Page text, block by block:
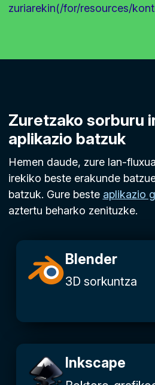
zuriarekin(/for/resources/
Zuretzako sorburu
aplikazio batzuk
Hemen daude, zure lan-
irekiko beste erakunde
batzuk. Gure beste aplikazio
aztertu beharko zenituzke.
Blender
3D sorkuntza
Inkscape